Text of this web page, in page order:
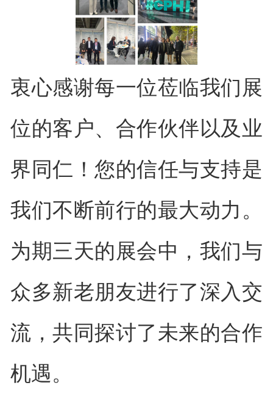
衷心感谢每一位莅临我们展
位的客户、合作伙伴以及业
界同仁！您的信任与支持是
我们不断前行的最大动力。
为期三天的展会中，我们与
众多新老朋友进行了深入交
流，共同探讨了未来的合作
机遇。